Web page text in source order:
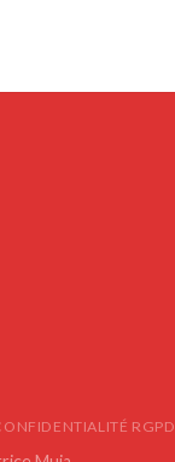
RGPD